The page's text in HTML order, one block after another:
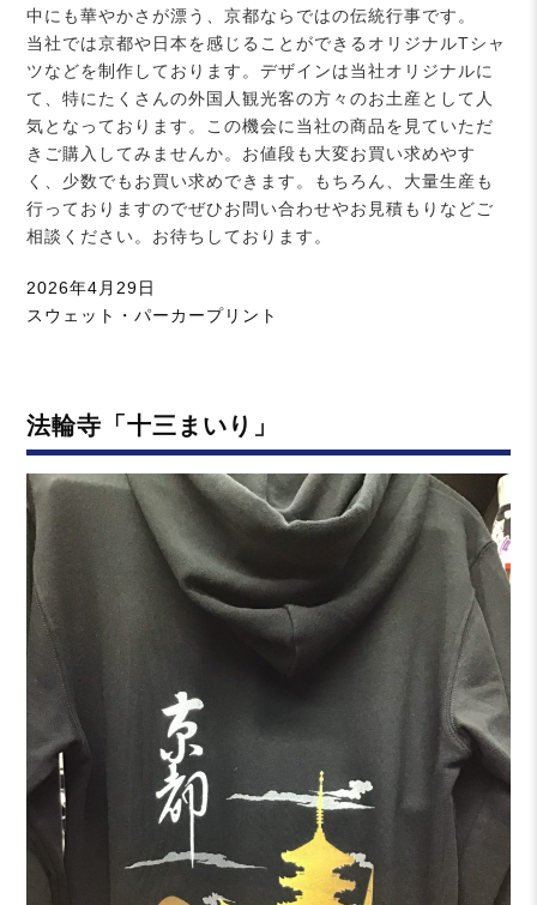
中にも華やかさが漂う、京都ならではの伝統行事です。
当社では京都や日本を感じることができるオリジナルTシャ
ツなどを制作しております。デザインは当社オリジナルに
て、特にたくさんの外国人観光客の方々のお土産として人
気となっております。この機会に当社の商品を見ていただ
きご購入してみませんか。お値段も大変お買い求めやす
く、少数でもお買い求めできます。もちろん、大量生産も
行っておりますのでぜひお問い合わせやお見積もりなどご
相談ください。お待ちしております。
投
稿
2026年4月29日
カ
ー
スウェット・パーカープリント
法輪寺「十三まいり」